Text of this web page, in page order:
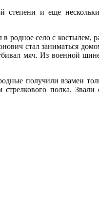
степени и еще
родное село с костылем,
стал заниматься
мяч. Из военной
получили взамен
полка. Звали